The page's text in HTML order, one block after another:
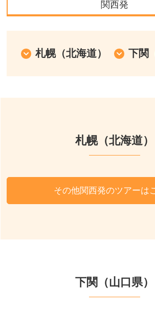
関西発
中部発
関西発
九州発
札幌（北海道） 下関
札幌（北海道）
その他関西発のツアーは
下関（山口県）